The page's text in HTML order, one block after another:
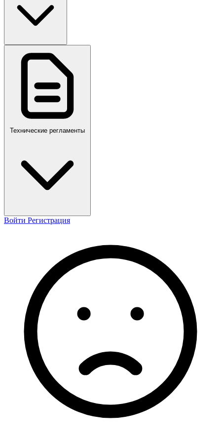
ПР,Р,ПМГ,РМГ
Технические регламенты
Войти Регистрация